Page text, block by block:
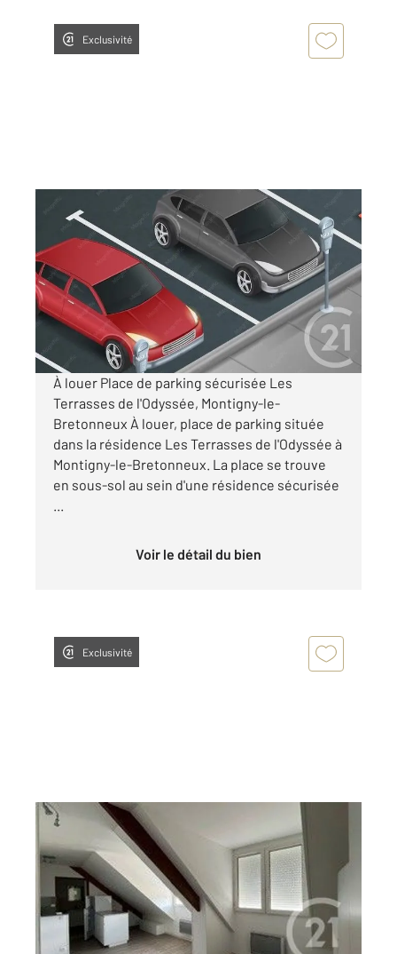
Exclusivité
MONTIGNY LE BRETONNEUX 78
Ref : 5423
Parking à louer
70 €
par mois charges comprises
À louer Place de parking sécurisée Les
Terrasses de l'Odyssée, Montigny-le-
Bretonneux À louer, place de parking située
dans la résidence Les Terrasses de l'Odyssée à
Montigny-le-Bretonneux. La place se trouve
en sous-sol au sein d'une résidence sécurisée
...
Voir le détail du bien
Exclusivité
TRAPPES 78
23,45 m
, 1 pièce
Ref : 5358
Appartement F1 à louer
700 €
par mois charges comprises